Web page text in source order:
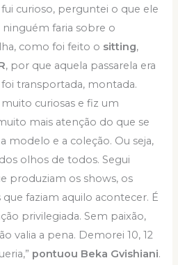
curioso, perguntei o que ele
ninguém faria sobre o
como foi feito o sitting,
, por que aquela passarela era
transportada, montada.
curiosas e fiz um
mais atenção do que se
modelo e a coleção. Ou seja,
olhos de todos. Segui
produziam os shows, os
faziam aquilo acontecer. É
privilegiada. Sem paixão,
valia a pena. Demorei 10, 12
pontuou Beka Gvishiani.